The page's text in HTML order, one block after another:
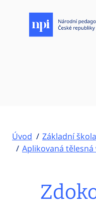
Úvod Základní
Aplikovaná